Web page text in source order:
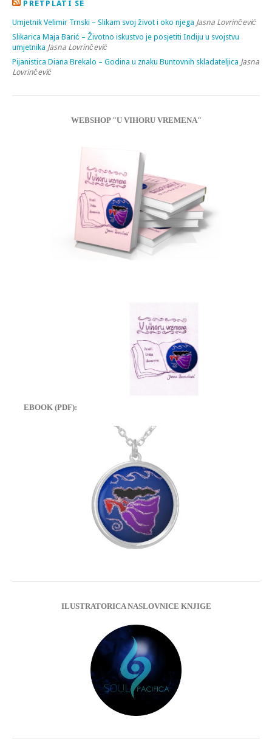
PRETPLATI SE
Umjetnik Velimir Trnski – Slikam svoj život i oko njega Jasna Lovrinčević
Slikarica Maja Barić – Životno iskustvo je posjetiti Indiju u svojstvu
umjetnika Jasna Lovrinčević
Pijanistica Diana Brekalo – Godina u znaku Buntovnih skladateljica Jasna
Lovrinčević
WEBSHOP "U VIHORU VREMENA"
EBOOK (PDF):
ILUSTRATORICA NASLOVNICE KNJIGE